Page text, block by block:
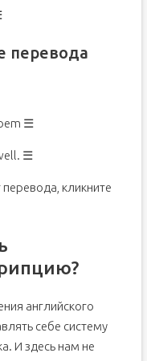
☰
☰
кликните
английского
себе систему
И здесь нам не